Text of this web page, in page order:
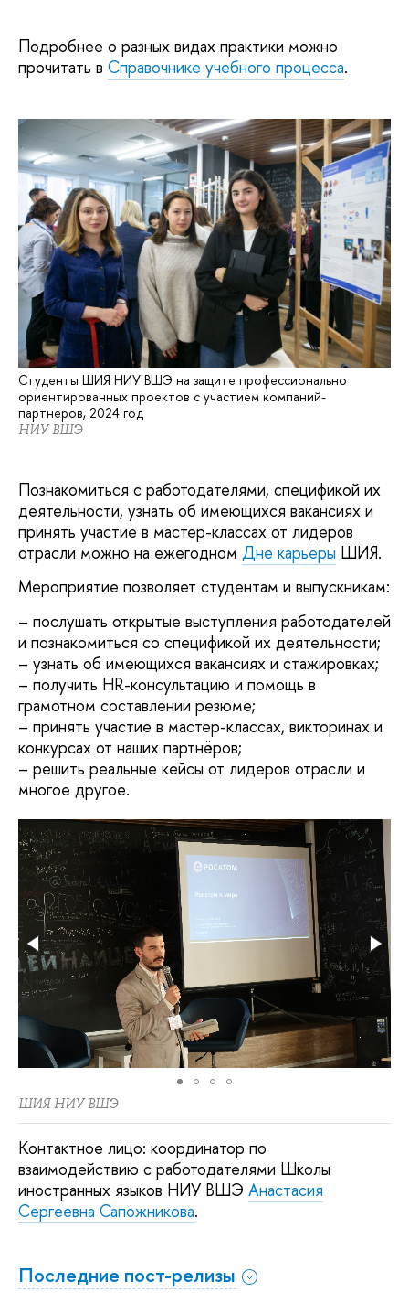
Подробнее о разных видах практики можно
прочитать в Справочнике учебного процесса.
Студенты ШИЯ НИУ ВШЭ на защите профессионально
ориентированных проектов с участием компаний-
партнеров, 2024 год
НИУ ВШЭ
Познакомиться с работодателями, спецификой их
деятельности, узнать об имеющихся вакансиях и
принять участие в мастер-классах от лидеров
отрасли можно на ежегодном Дне карьеры ШИЯ.
Мероприятие позволяет студентам и выпускникам:
– послушать открытые выступления работодателей
и познакомиться со спецификой их деятельности;
– узнать об имеющихся вакансиях и стажировках;
– получить HR-консультацию и помощь в
грамотном составлении резюме;
– принять участие в мастер-классах, викторинах и
конкурсах от наших партнёров;
– решить реальные кейсы от лидеров отрасли и
многое другое.
ШИЯ НИУ ВШЭ
Контактное лицо: координатор по
взаимодействию с работодателями Школы
иностранных языков НИУ ВШЭ Анастасия
Сергеевна Сапожникова.
Последние пост-релизы